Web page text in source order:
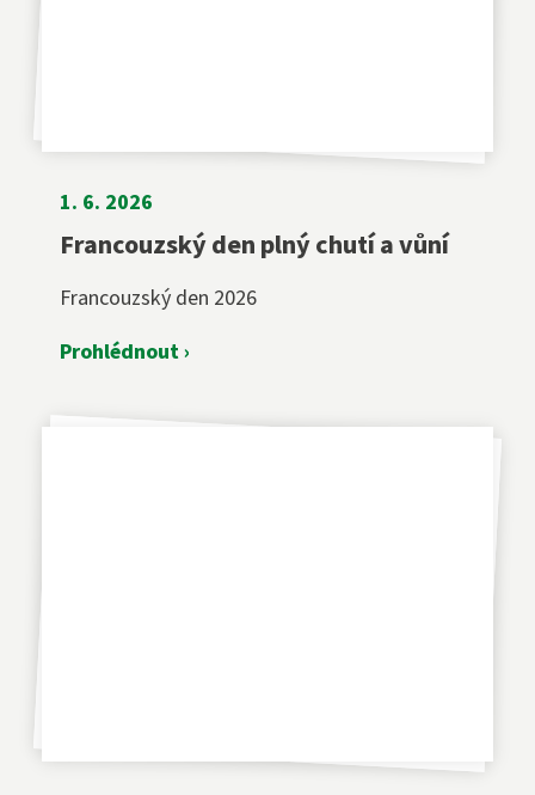
1. 6. 2026
Francouzský den plný chutí a vůní
Francouzský den 2026
Prohlédnout ›